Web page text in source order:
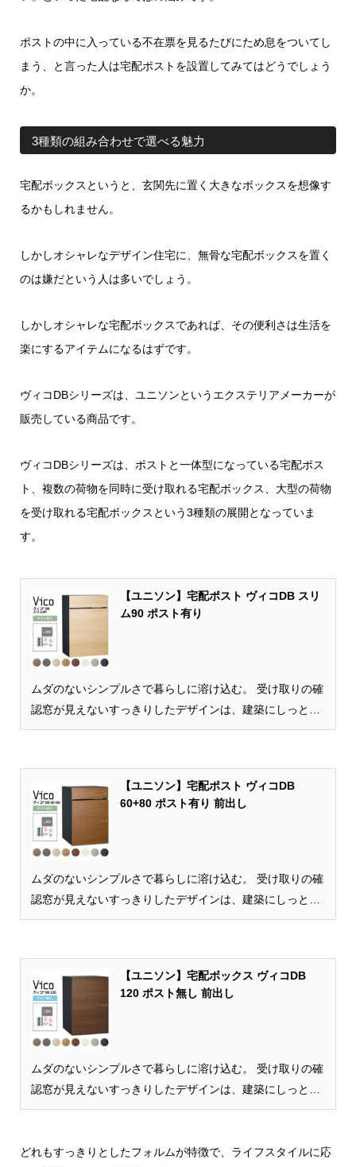
ポストの中に入っている不在票を見るたびにため息をついてし
まう、と言った人は宅配ポストを設置してみてはどうでしょう
か。
3種類の組み合わせで選べる魅力
宅配ボックスというと、玄関先に置く大きなボックスを想像す
るかもしれません。
しかしオシャレなデザイン住宅に、無骨な宅配ボックスを置く
のは嫌だという人は多いでしょう。
しかしオシャレな宅配ボックスであれば、その便利さは生活を
楽にするアイテムになるはずです。
ヴィコDBシリーズは、ユニソンというエクステリアメーカーが
販売している商品です。
ヴィコDBシリーズは、ポストと一体型になっている宅配ポス
ト、複数の荷物を同時に受け取れる宅配ボックス、大型の荷物
を受け取れる宅配ボックスという3種類の展開となっていま
す。
【ユニソン】宅配ポスト ヴィコDB スリ
ム90 ポスト有り
ムダのないシンプルさで暮らしに溶け込む。 受け取りの確
認窓が見えないすっきりしたデザインは、建築にしっとり
と溶け込みます。また、使い方をできる限りシンプルにし
【ユニソン】宅配ポスト ヴィコDB
60+80 ポスト有り 前出し
ムダのないシンプルさで暮らしに溶け込む。 受け取りの確
認窓が見えないすっきりしたデザインは、建築にしっとり
と溶け込みます。また、使い方をできる限りシンプルにし
【ユニソン】宅配ボックス ヴィコDB
120 ポスト無し 前出し
ムダのないシンプルさで暮らしに溶け込む。 受け取りの確
認窓が見えないすっきりしたデザインは、建築にしっとり
と溶け込みます。また、使い方をできる限りシンプルにし
どれもすっきりとしたフォルムが特徴で、ライフスタイルに応